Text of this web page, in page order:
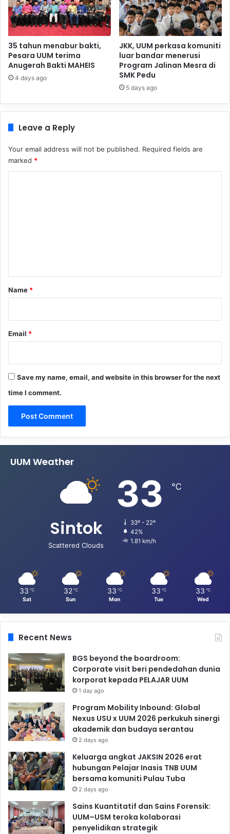
35 tahun menabur bakti,
Pesara UUM terima
Anugerah Bakti MAHEIS
4 days ago
JKK, UUM perkasa komuniti
luar bandar menerusi
Program Jalinan Mesra di
SMK Pedu
5 days ago
Leave a Reply
Your email address will not be published. Required fields are
marked *
*
Name *
Email *
Save my name, email, and website in this browser for the next
time I comment.
UUM Weather
Sintok
Scattered Clouds
33 ℃
33º - 22º
42%
1.81 km/h
33 ℃
Sat
32 ℃
Sun
33 ℃
Mon
33 ℃
Tue
33 ℃
Wed
Recent News
BGS beyond the boardroom:
Corporate visit beri pendedahan dunia
korporat kepada PELAJAR UUM
1 day ago
Program Mobility Inbound: Global
Nexus USU x UUM 2026 perkukuh sinergi
akademik dan budaya serantau
2 days ago
Keluarga angkat JAKSIN 2026 erat
hubungan Pelajar Inasis TNB UUM
bersama komuniti Pulau Tuba
2 days ago
Sains Kuantitatif dan Sains Forensik:
UUM–USM teroka kolaborasi
penyelidikan strategik